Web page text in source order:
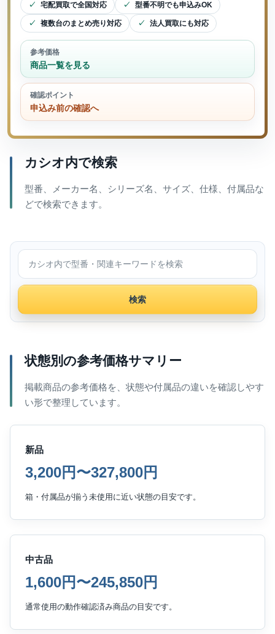
宅配買取で全国対応 型番不明でも申込みOK
複数台のまとめ売り対応 法人買取にも対応
参考価格
商品一覧を見る
確認ポイント
申込み前の確認へ
カシオ内で検索
型番、メーカー名、シリーズ名、サイズ、仕様、付属品な
どで検索できます。
カシオ内で検索
検索
状態別の参考価格サマリー
掲載商品の参考価格を、状態や付属品の違いを確認しやす
い形で整理しています。
新品
3,200円〜327,800円
箱・付属品が揃う未使用に近い状態の目安です。
中古品
1,600円〜245,850円
通常使用の動作確認済み商品の目安です。